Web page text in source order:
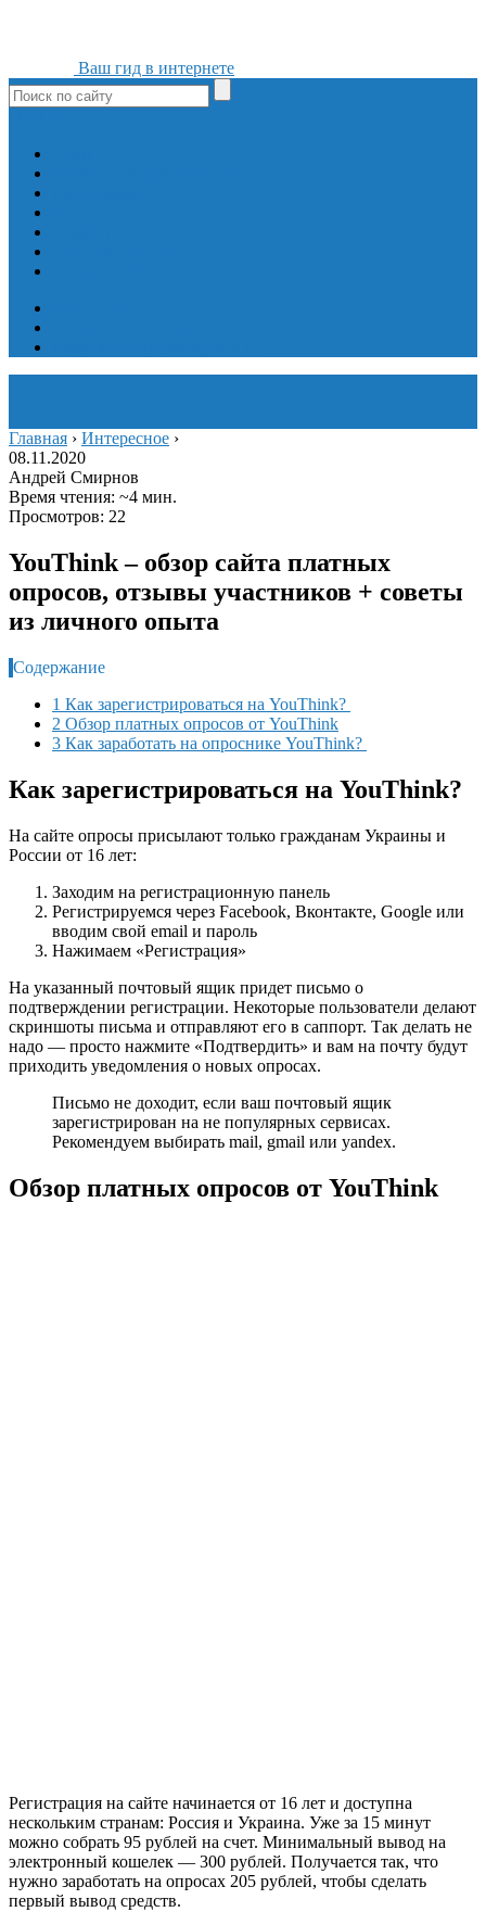
Ваш гид в интернете
Главная › Интересное ›
08.11.2020
Андрей Смирнов
Время чтения: ~4 мин.
Просмотров: 22
YouThink – обзор сайта платных
опросов, отзывы участников + советы
из личного опыта
Содержание
1 Как зарегистрироваться на YouThink?
2 Обзор платных опросов от YouThink
3 Как заработать на опроснике YouThink?
Как зарегистрироваться на YouThink?
На сайте опросы присылают только гражданам Украины и
России от 16 лет:
Заходим на регистрационную панель
Регистрируемся через Facebook, Вконтакте, Google или
вводим свой email и пароль
Нажимаем «Регистрация»
На указанный почтовый ящик придет письмо о
подтверждении регистрации. Некоторые пользователи делают
скриншоты письма и отправляют его в саппорт. Так делать не
надо — просто нажмите «Подтвердить» и вам на почту будут
приходить уведомления о новых опросах.
Письмо не доходит, если ваш почтовый ящик
зарегистрирован на не популярных сервисах.
Рекомендуем выбирать mail, gmail или yandex.
Обзор платных опросов от YouThink
Регистрация на сайте начинается от 16 лет и доступна
нескольким странам: Россия и Украина. Уже за 15 минут
можно собрать 95 рублей на счет. Минимальный вывод на
электронный кошелек — 300 рублей. Получается так, что
нужно заработать на опросах 205 рублей, чтобы сделать
первый вывод средств.